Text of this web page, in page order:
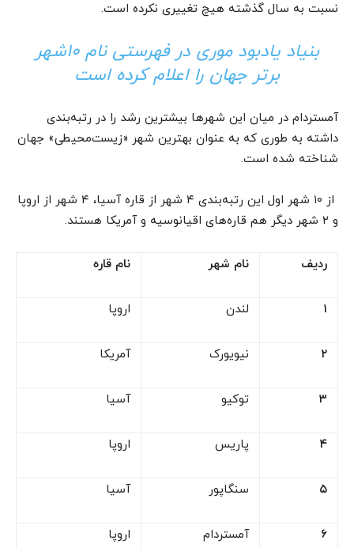
نسبت به سال گذشته هیچ تغییری نکرده است.
بنیاد یادبود موری در فهرستی نام ۱۰شهر
برتر جهان را اعلام کرده است
آمستردام در میان این شهرها بیشترین رشد را در رتبه‌بندی
داشته به طوری که به عنوان بهترین شهر «زیست‌محیطی» جهان
شناخته شده است.
از ۱۰ شهر اول این رتبه‌بندی ۴ شهر از قاره آسیا، ۴ شهر از اروپا
و ۲ شهر دیگر هم قاره‌های اقیانوسیه و آمریکا هستند.
ردیف نام شهر نام قاره
۱ لندن اروپا
۲ نیویورک آمریکا
۳ توکیو آسیا
۴ پاریس اروپا
۵ سنگاپور آسیا
۶ آمستردام اروپا